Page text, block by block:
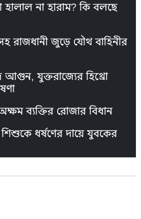
হালাল না হারাম? কি বলছে
রাজধানী জুড়ে যৌথ বাহিনীর
আগুন, যুক্তরাজ্যের হিথ্রো
ব্যক্তির রোজার বিধান
ধর্ষণের দায়ে যুবকের